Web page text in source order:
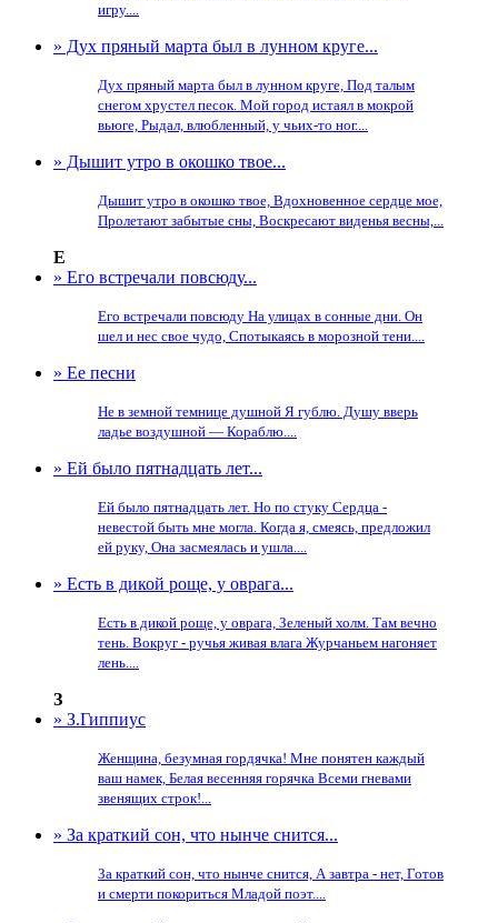
игру....
» Дух пряный марта был в лунном круге...
Дух пряный марта был в лунном круге, Под талым
снегом хрустел песок. Мой город истаял в мокрой
вьюге, Рыдал, влюбленный, у чьих-то ног....
» Дышит утро в окошко твое...
Дышит утро в окошко твое, Вдохновенное сердце мое,
Пролетают забытые сны, Воскресают виденья весны,...
Е
» Его встречали повсюду...
Его встречали повсюду На улицах в сонные дни. Он
шел и нес свое чудо, Спотыкаясь в морозной тени....
» Ее песни
Не в земной темнице душной Я гублю. Душу вверь
ладье воздушной — Кораблю....
» Ей было пятнадцать лет...
Ей было пятнадцать лет. Но по стуку Сердца -
невестой быть мне могла. Когда я, смеясь, предложил
ей руку, Она засмеялась и ушла....
» Есть в дикой роще, у оврага...
Есть в дикой роще, у оврага, Зеленый холм. Там вечно
тень. Вокруг - ручья живая влага Журчаньем нагоняет
лень....
З
» З.Гиппиус
Женщина, безумная гордячка! Мне понятен каждый
ваш намек, Белая весенняя горячка Всеми гневами
звенящих строк!...
» За краткий сон, что нынче снится...
За краткий сон, что нынче снится, А завтра - нет, Готов
и смерти покориться Младой поэт....